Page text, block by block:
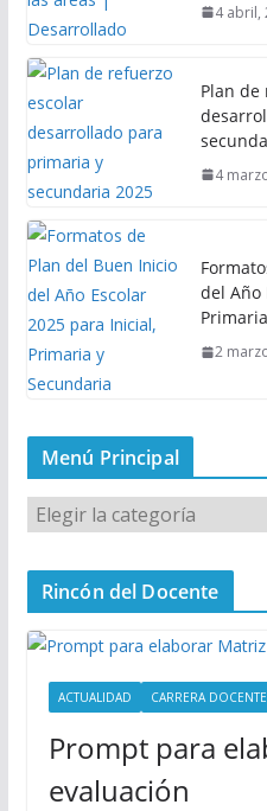
4 abril,
Plan de
4
del Año
2
Menú Principal
M
e
n
P
Rincón del Docente
ACTUALIDAD CARRERA DOCENTE
Prompt para
evaluación